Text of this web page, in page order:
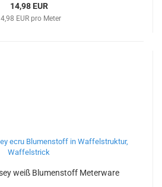
14,98 EUR
EUR pro Meter
weiß Blumenstoff Meterware